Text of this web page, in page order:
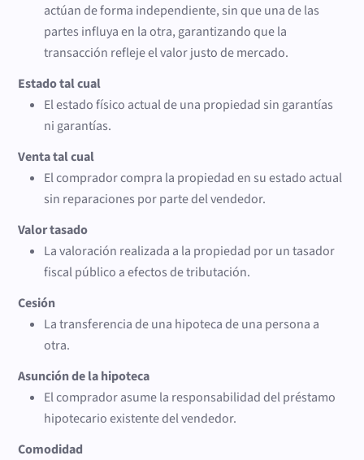
actúan de forma independiente, sin que una de las
partes influya en la otra, garantizando que la
transacción refleje el valor justo de mercado.
Estado tal cual
El estado físico actual de una propiedad sin garantías
ni garantías.
Venta tal cual
El comprador compra la propiedad en su estado actual
sin reparaciones por parte del vendedor.
Valor tasado
La valoración realizada a la propiedad por un tasador
fiscal público a efectos de tributación.
Cesión
La transferencia de una hipoteca de una persona a
otra.
Asunción de la hipoteca
El comprador asume la responsabilidad del préstamo
hipotecario existente del vendedor.
Comodidad